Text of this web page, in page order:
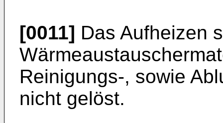
[0011] Das Aufheizen
Reinigungs-, sowie
nicht gelöst.